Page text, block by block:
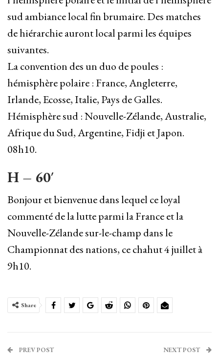
sud ambiance local fin brumaire. Des matches
de hiérarchie auront local parmi les équipes
suivantes.
La convention des un duo de poules :
hémisphère polaire : France, Angleterre,
Irlande, Ecosse, Italie, Pays de Galles.
Hémisphère sud : Nouvelle-Zélande, Australie,
Afrique du Sud, Argentine, Fidji et Japon.
08h10.
H – 60′
Bonjour et bienvenue dans lequel ce loyal
commenté de la lutte parmi la France et la
Nouvelle-Zélande sur-le-champ dans le
Championnat des nations, ce chahut 4 juillet à
9h10.
Share
PREV POST NEXT POST